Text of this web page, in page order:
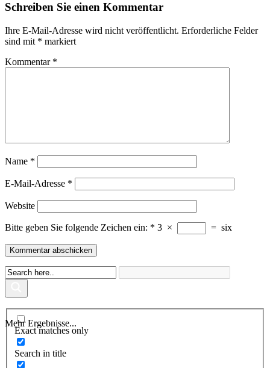
Schreiben Sie einen Kommentar
Ihre E-Mail-Adresse wird nicht veröffentlicht. Erforderliche Felder
sind mit * markiert
Kommentar *
Name *
E-Mail-Adresse *
Website
Bitte geben Sie folgende Zeichen ein: * 3 × = six
Mehr Ergebnisse...
Exact matches only
Search in title